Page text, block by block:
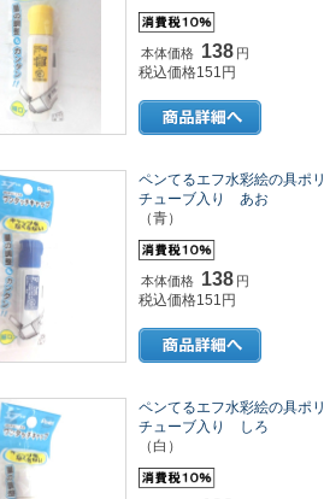
本体価格 138 円
税込価格151円
ペンてるエフ水彩絵の具ポリ
チューブ入り あお
（青）
本体価格 138 円
税込価格151円
ペンてるエフ水彩絵の具ポリ
チューブ入り しろ
（白）